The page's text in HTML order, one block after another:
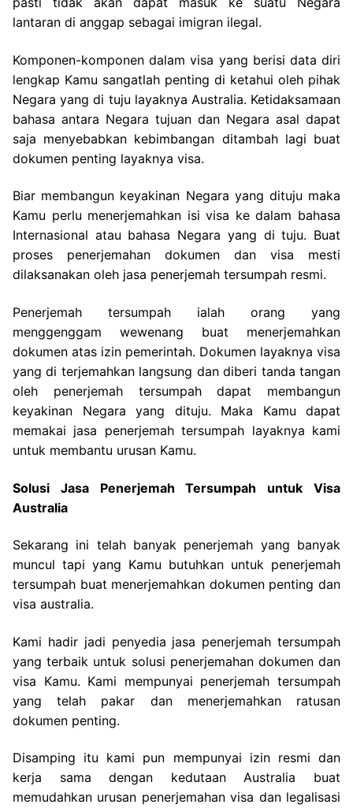
lantaran di anggap sebagai imigran ilegal.
Komponen-komponen dalam visa yang berisi data diri
lengkap Kamu sangatlah penting di ketahui oleh pihak
Negara yang di tuju layaknya Australia. Ketidaksamaan
bahasa antara Negara tujuan dan Negara asal dapat
saja menyebabkan kebimbangan ditambah lagi buat
dokumen penting layaknya visa.
Biar membangun keyakinan Negara yang dituju maka
Kamu perlu menerjemahkan isi visa ke dalam bahasa
Internasional atau bahasa Negara yang di tuju. Buat
proses penerjemahan dokumen dan visa mesti
dilaksanakan oleh jasa penerjemah tersumpah resmi.
Penerjemah tersumpah ialah orang yang
menggenggam wewenang buat menerjemahkan
dokumen atas izin pemerintah. Dokumen layaknya visa
yang di terjemahkan langsung dan diberi tanda tangan
oleh penerjemah tersumpah dapat membangun
keyakinan Negara yang dituju. Maka Kamu dapat
memakai jasa penerjemah tersumpah layaknya kami
untuk membantu urusan Kamu.
Solusi Jasa Penerjemah Tersumpah untuk Visa
Australia
Sekarang ini telah banyak penerjemah yang banyak
muncul tapi yang Kamu butuhkan untuk penerjemah
tersumpah buat menerjemahkan dokumen penting dan
visa australia.
Kami hadir jadi penyedia jasa penerjemah tersumpah
yang terbaik untuk solusi penerjemahan dokumen dan
visa Kamu. Kami mempunyai penerjemah tersumpah
yang telah pakar dan menerjemahkan ratusan
dokumen penting.
Disamping itu kami pun mempunyai izin resmi dan
kerja sama dengan kedutaan Australia buat
memudahkan urusan penerjemahan visa dan legalisasi